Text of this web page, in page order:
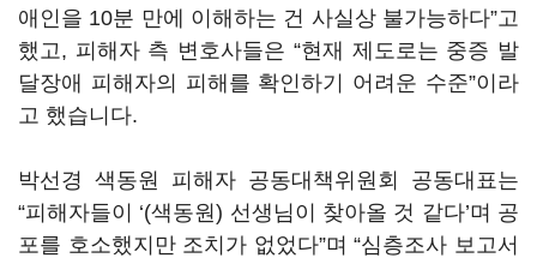
애인을 10분 만에 이해하는 건 사실상 불가능하다”고
했고, 피해자 측 변호사들은 “현재 제도로는 중증 발
달장애 피해자의 피해를 확인하기 어려운 수준”이라
고 했습니다.
박선경 색동원 피해자 공동대책위원회 공동대표는
“피해자들이 ‘(색동원) 선생님이 찾아올 것 같다’며 공
포를 호소했지만 조치가 없었다”며 “심층조사 보고서